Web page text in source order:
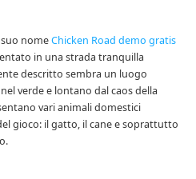
nomeChicken Road demo gratis
in una strada tranquilla
descritto sembra un luogo
verde e lontano dal caos della
vari animali domestici
gioco: il gatto, il cane e soprattutto